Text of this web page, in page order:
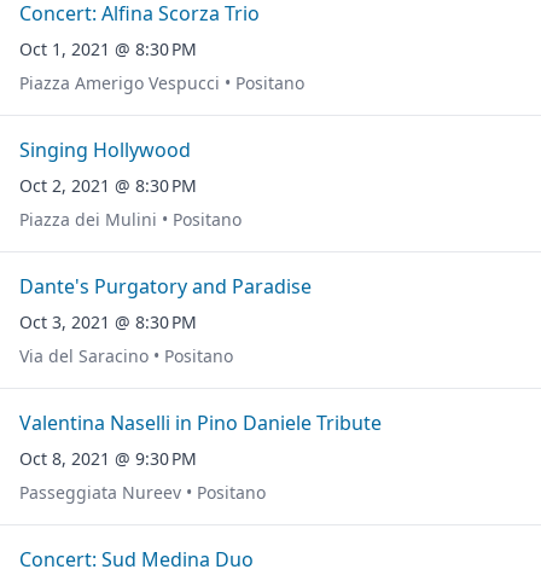
Concert: Alfina Scorza Trio
Oct 1, 2021 @ 8:30 PM
Piazza Amerigo Vespucci • Positano
Singing Hollywood
Oct 2, 2021 @ 8:30 PM
Piazza dei Mulini • Positano
Dante's Purgatory and Paradise
Oct 3, 2021 @ 8:30 PM
Via del Saracino • Positano
Valentina Naselli in Pino Daniele Tribute
Oct 8, 2021 @ 9:30 PM
Passeggiata Nureev • Positano
Concert: Sud Medina Duo